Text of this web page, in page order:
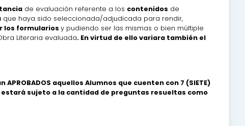
de evaluación referente a los contenidos de
que haya sido seleccionada/adjudicada para rendir,
los formularios y pudiendo ser las mismas o bien múltiple
Literaria evaluada. En virtud de ello variara también el
aquellos Alumnos que cuenten con 7 (SIETE)
estará sujeto a la cantidad de preguntas resueltas como